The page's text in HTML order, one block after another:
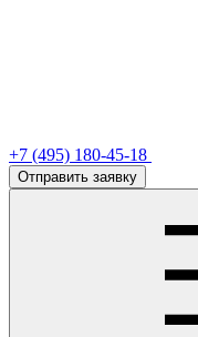
+7 (495) 180-45-18
Отправить заявку